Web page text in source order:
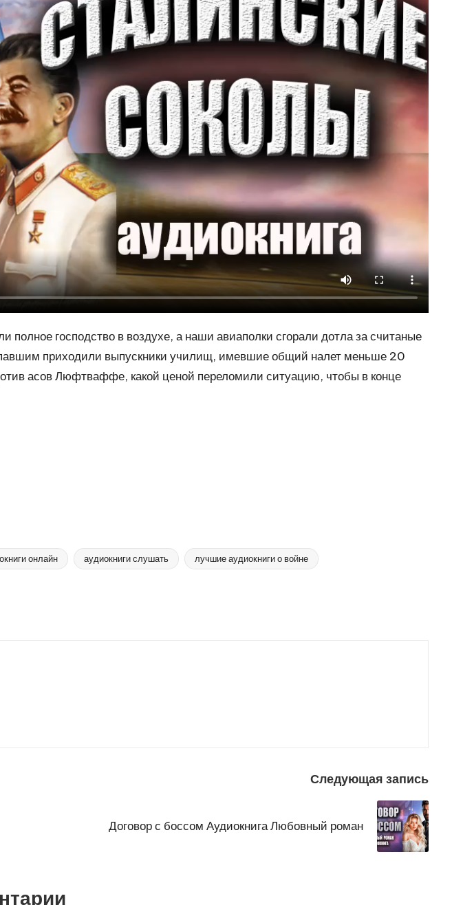
полное господство в воздухе, а наши авиаполки сгорали дотла за считаные
приходили выпускники училищ, имевшие общий налет меньше 20
асов Люфтваффе, какой ценой переломили ситуацию, чтобы в конце
онлайн аудиокниги слушать лучшие аудиокниги о войне
Следующая запись
Договор с боссом Аудиокнига Любовный роман